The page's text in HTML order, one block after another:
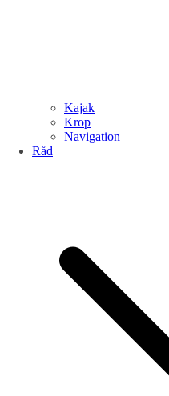
Kajak
Krop
Navigation
Råd